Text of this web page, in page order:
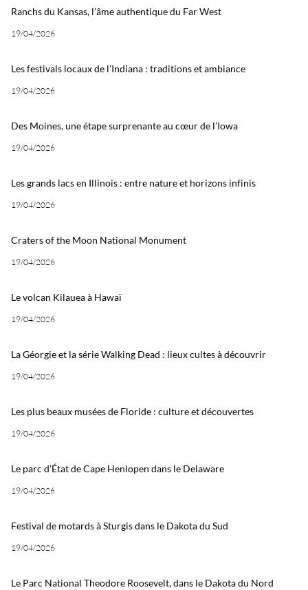
Ranchs du Kansas, l’âme authentique du Far West
19/04/2026
Les festivals locaux de l’Indiana : traditions et ambiance
19/04/2026
Des Moines, une étape surprenante au cœur de l’Iowa
19/04/2026
Les grands lacs en Illinois : entre nature et horizons infinis
19/04/2026
Craters of the Moon National Monument
19/04/2026
Le volcan Kilauea à Hawaï
19/04/2026
La Géorgie et la série Walking Dead : lieux cultes à découvrir
19/04/2026
Les plus beaux musées de Floride : culture et découvertes
19/04/2026
Le parc d’État de Cape Henlopen dans le Delaware
19/04/2026
Festival de motards à Sturgis dans le Dakota du Sud
19/04/2026
Le Parc National Theodore Roosevelt, dans le Dakota du Nord